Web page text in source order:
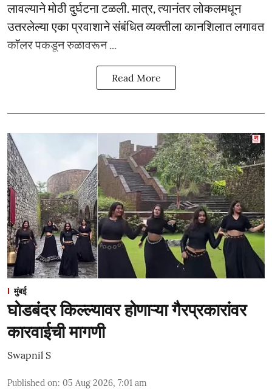
लावल्याने मोठी दुर्घटना टळली. मात्र, त्यानंतर लोकलमधून
उतरलेल्या एका प्रवाशाने संबंधित व्यक्तीला कानशिलात लगावत
कॉलर पकडून रुळावरून ...
Read More
मुंबई
घोडबंदर किल्ल्यावर होणाऱ्या गैरप्रकारांवर
कारवाईची मागणी
Swapnil S
Published on: 05 Aug 2026, 7:01 am